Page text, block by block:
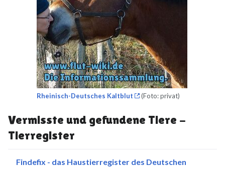
Rheinisch-Deutsches Kaltblut (Foto: privat)
Vermisste und gefundene Tiere -
Tierregister
Findefix - das Haustierregister des Deutschen